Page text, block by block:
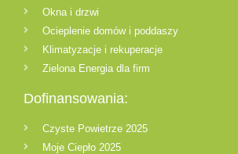
Okna i drzwi
Ocieplenie domów i poddaszy
Klimatyzacje i rekuperacje
Zielona Energia dla firm
Dofinansowania:
Czyste Powietrze 2025
Moje Ciepło 2025